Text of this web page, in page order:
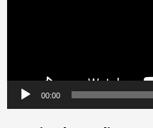
00:00